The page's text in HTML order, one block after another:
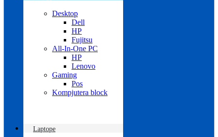
Desktop
Dell
HP
Fujitsu
All-In-One PC
HP
Lenovo
Gaming
Pos
Kompjutera block
Laptope